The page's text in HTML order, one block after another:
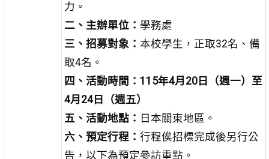
力。
二、主辦單位： 學務處
三、招募對象： 本校學生，正取32名、備
取4名。
四、活動時間： 115年4月 20日（週一）至
4月 24日（週五）
五、活動地點： 日本關東地區。
六、預定行程： 行程俟招標完成後另行公
告，以下為預定參訪重點。